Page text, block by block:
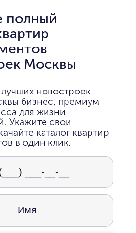
полный
Москвы
новостроек
бизнес, премиум
для жизни
Укажите свои
каталог квартир
в один клик.